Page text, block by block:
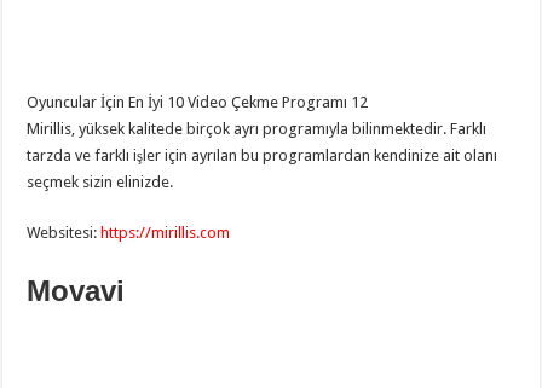
Oyuncular İçin En İyi 10 Video Çekme Programı 12
Mirillis, yüksek kalitede birçok ayrı programıyla bilinmektedir. Farklı
tarzda ve farklı işler için ayrılan bu programlardan kendinize ait olanı
seçmek sizin elinizde.
Websitesi: https://mirillis.com
Movavi